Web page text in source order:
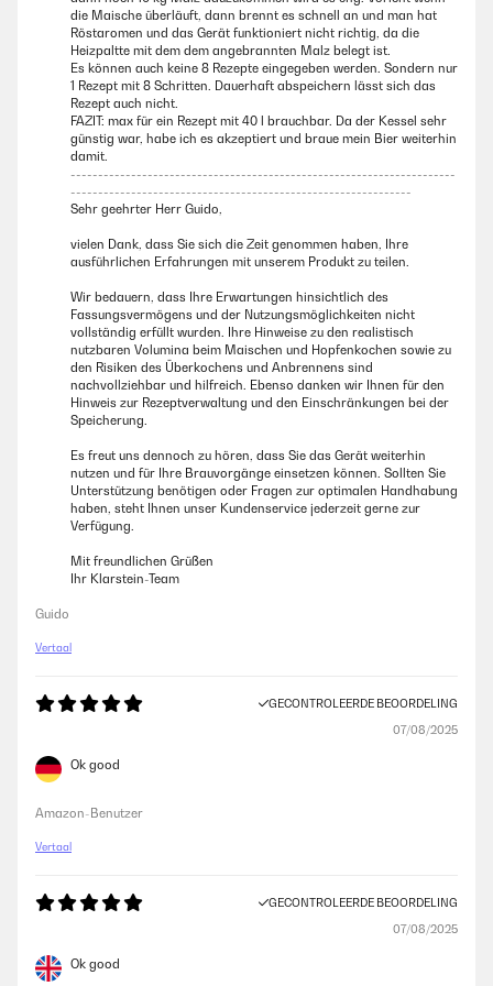
die Maische überläuft, dann brennt es schnell an und man hat
Röstaromen und das Gerät funktioniert nicht richtig, da die
Heizpaltte mit dem dem angebrannten Malz belegt ist.
Es können auch keine 8 Rezepte eingegeben werden. Sondern nur
1 Rezept mit 8 Schritten. Dauerhaft abspeichern lässt sich das
Rezept auch nicht.
FAZIT: max für ein Rezept mit 40 l brauchbar. Da der Kessel sehr
günstig war, habe ich es akzeptiert und braue mein Bier weiterhin
damit.
----------------------------------------------------------------------
--------------------------------------------------------------
Sehr geehrter Herr Guido,
vielen Dank, dass Sie sich die Zeit genommen haben, Ihre
ausführlichen Erfahrungen mit unserem Produkt zu teilen.
Wir bedauern, dass Ihre Erwartungen hinsichtlich des
Fassungsvermögens und der Nutzungsmöglichkeiten nicht
vollständig erfüllt wurden. Ihre Hinweise zu den realistisch
nutzbaren Volumina beim Maischen und Hopfenkochen sowie zu
den Risiken des Überkochens und Anbrennens sind
nachvollziehbar und hilfreich. Ebenso danken wir Ihnen für den
Hinweis zur Rezeptverwaltung und den Einschränkungen bei der
Speicherung.
Es freut uns dennoch zu hören, dass Sie das Gerät weiterhin
nutzen und für Ihre Brauvorgänge einsetzen können. Sollten Sie
Unterstützung benötigen oder Fragen zur optimalen Handhabung
haben, steht Ihnen unser Kundenservice jederzeit gerne zur
Verfügung.
Mit freundlichen Grüßen
Ihr Klarstein-Team
Guido
Vertaal
GECONTROLEERDE BEOORDELING
07/08/2025
Ok good
Amazon-Benutzer
Vertaal
GECONTROLEERDE BEOORDELING
07/08/2025
Ok good